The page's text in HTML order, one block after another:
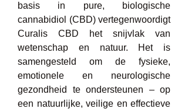
basis in pure, biologische
cannabidiol (CBD) vertegenwoordigt
Curalis CBD het snijvlak van
wetenschap en natuur. Het is
samengesteld om de fysieke,
emotionele en neurologische
gezondheid te ondersteunen – op
een natuurlijke, veilige en effectieve